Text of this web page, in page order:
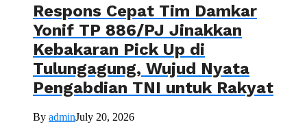
Respons Cepat Tim Damkar
Yonif TP 886/PJ Jinakkan
Kebakaran Pick Up di
Tulungagung, Wujud Nyata
Pengabdian TNI untuk Rakyat
By adminJuly 20, 2026